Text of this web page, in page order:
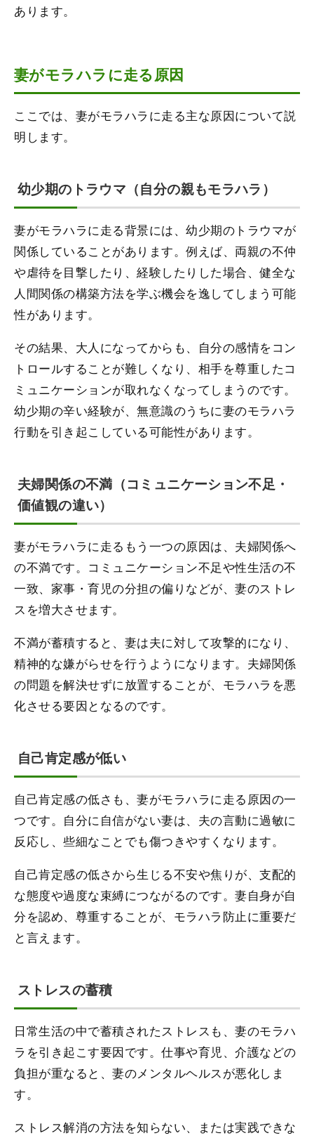
あります。
妻がモラハラに走る原因
ここでは、妻がモラハラに走る主な原因について説
明します。
幼少期のトラウマ（自分の親もモラハラ）
妻がモラハラに走る背景には、幼少期のトラウマが
関係していることがあります。例えば、両親の不仲
や虐待を目撃したり、経験したりした場合、健全な
人間関係の構築方法を学ぶ機会を逸してしまう可能
性があります。
その結果、大人になってからも、自分の感情をコン
トロールすることが難しくなり、相手を尊重したコ
ミュニケーションが取れなくなってしまうのです。
幼少期の辛い経験が、無意識のうちに妻のモラハラ
行動を引き起こしている可能性があります。
夫婦関係の不満（コミュニケーション不足・
価値観の違い）
妻がモラハラに走るもう一つの原因は、夫婦関係へ
の不満です。コミュニケーション不足や性生活の不
一致、家事・育児の分担の偏りなどが、妻のストレ
スを増大させます。
不満が蓄積すると、妻は夫に対して攻撃的になり、
精神的な嫌がらせを行うようになります。夫婦関係
の問題を解決せずに放置することが、モラハラを悪
化させる要因となるのです。
自己肯定感が低い
自己肯定感の低さも、妻がモラハラに走る原因の一
つです。自分に自信がない妻は、夫の言動に過敏に
反応し、些細なことでも傷つきやすくなります。
自己肯定感の低さから生じる不安や焦りが、支配的
な態度や過度な束縛につながるのです。妻自身が自
分を認め、尊重することが、モラハラ防止に重要だ
と言えます。
ストレスの蓄積
日常生活の中で蓄積されたストレスも、妻のモラハ
ラを引き起こす要因です。仕事や育児、介護などの
負担が重なると、妻のメンタルヘルスが悪化しま
す。
ストレス解消の方法を知らない、または実践できな